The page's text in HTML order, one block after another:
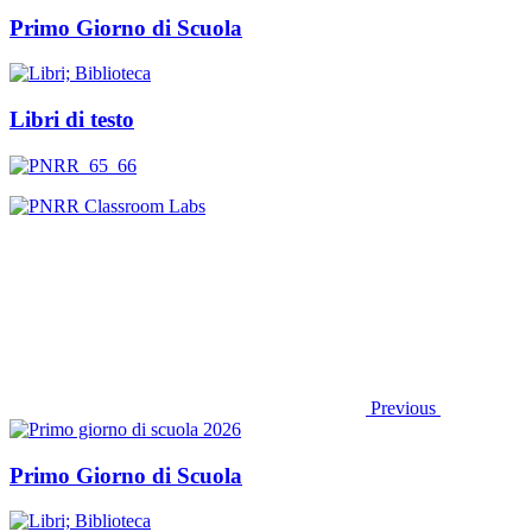
Primo Giorno di Scuola
Libri di testo
Previous
Primo Giorno di Scuola